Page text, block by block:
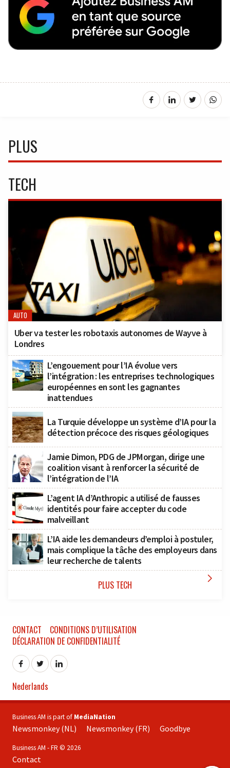
PLUS
TECH
AUTO
Uber va tester les robotaxis autonomes de Wayve à
Londres
L’engouement pour l’IA évolue vers
l’intégration : les entreprises technologiques
européennes en sont les gagnantes
inattendues
La Turquie développe un système d’IA pour la
détection précoce des risques géologiques
Jamie Dimon, PDG de JPMorgan, dirige une
coalition visant à renforcer la sécurité de
l’intégration de l’IA
L’agent IA d’Anthropic a utilisé de fausses
identités pour faire accepter du code
malveillant
L’IA aide les demandeurs d’emploi à postuler,
mais complique la tâche des employeurs dans
leur recherche de talents
PLUS TECH 
CONTACT
CONDITIONS D’UTILISATION
DÉCLARATION DE CONFIDENTIALITÉ
Nederlands
Business AM is part of MediaNation
Newsmonkey (NL) Newsmonkey (FR) Goodbye
Business AM - FR © 2026
Contact